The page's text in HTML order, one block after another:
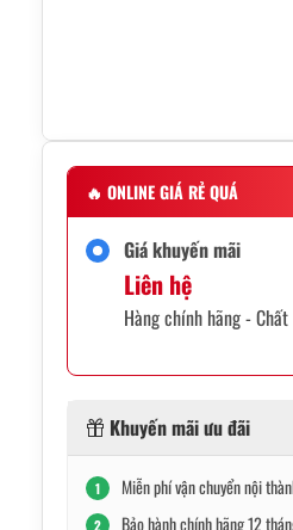
🔥 ONLINE GIÁ RẺ QUÁ
Giá khuyến mãi
Liên hệ
Hàng chính hãng -
Khuyến mãi ưu đãi
1 Miễn phí vận chuyển nội
2 Bảo hành chính hãng 12